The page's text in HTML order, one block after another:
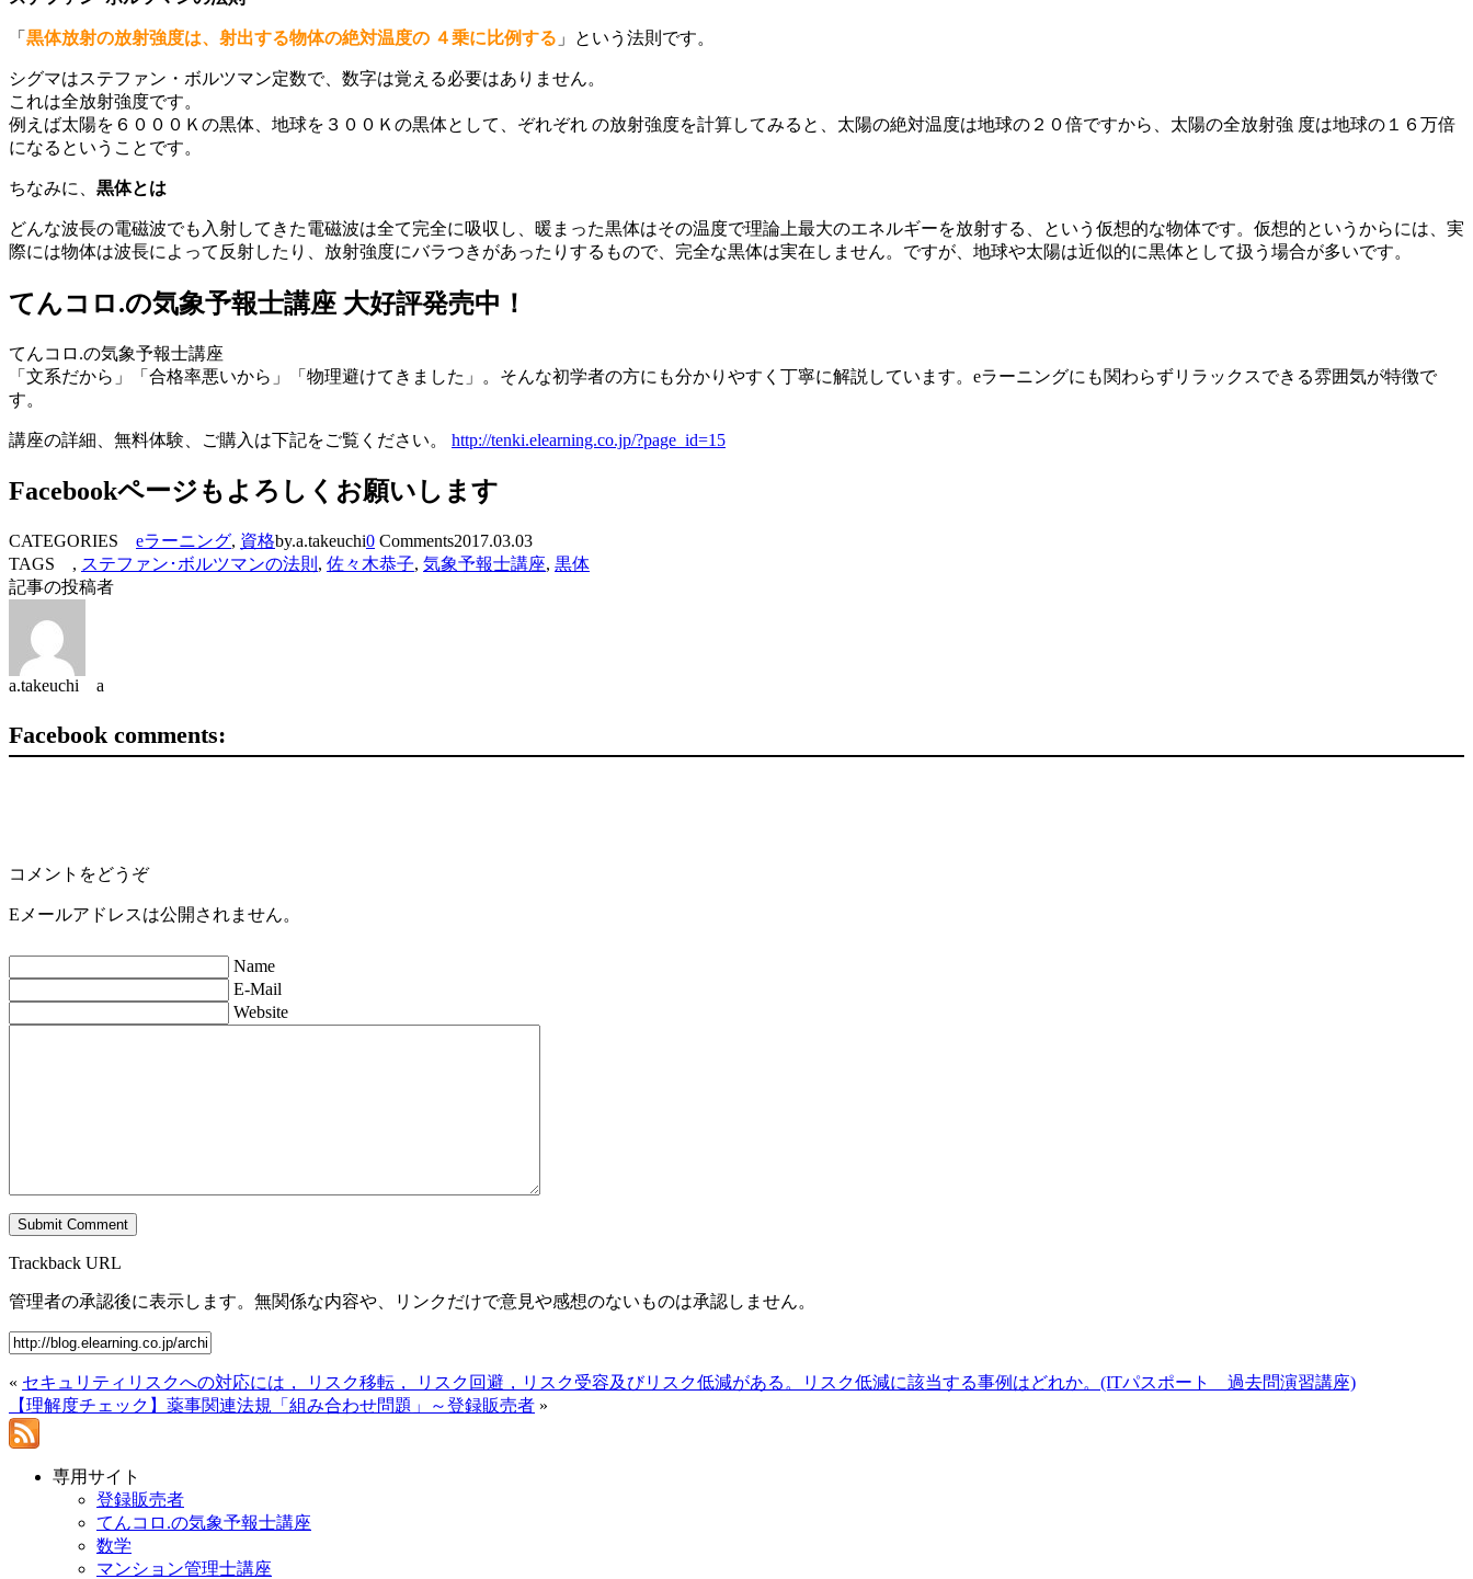
「 黒体放射の放射強度は、射出する物体の絶対温度の ４乗に比例する 」という法則です。
シグマはステファン・ボルツマン定数で、数字は覚える必要はありません。
これは全放射強度です。
例えば太陽を６０００Ｋの黒体、地球を３００Ｋの黒体として、ぞれぞれ の放射強度を計算してみると、太陽の絶対温度は地球の２０倍ですから、太陽の全放射強 度は地球の１６万倍
になるということです。
ちなみに、 黒体とは
どんな波長の電磁波でも入射してきた電磁波は全て完全に吸収し、暖まった黒体はその温度で理論上最大のエネルギーを放射する、という仮想的な物体です。仮想的というからには、実
際には物体は波長によって反射したり、放射強度にバラつきがあったりするもので、完全な黒体は実在しません。ですが、地球や太陽は近似的に黒体として扱う場合が多いです。
てんコロ.の気象予報士講座 大好評発売中！
てんコロ.の気象予報士講座
「文系だから」「合格率悪いから」「物理避けてきました」。そんな初学者の方にも分かりやすく丁寧に解説しています。eラーニングにも関わらずリラックスできる雰囲気が特徴で
す。
講座の詳細、無料体験、ご購入は下記をご覧ください。 http://tenki.elearning.co.jp/?page_id=15
Facebookページもよろしくお願いします
CATEGORIES eラーニング, 資格by.a.takeuchi0 Comments2017.03.03
TAGS , ステファン･ボルツマンの法則 , 佐々木恭子, 気象予報士講座, 黒体
記事の投稿者
a.takeuchi a
Facebook comments:
コメントをどうぞ
Eメールアドレスは公開されません。
Name
E-Mail
Website
Trackback URL
管理者の承認後に表示します。無関係な内容や、リンクだけで意見や感想のないものは承認しません。
« セキュリティリスクへの対応には， リスク移転， リスク回避，リスク受容及びリスク低減がある。リスク低減に該当する事例はどれか。(ITパスポート 過去問演習講座)
【理解度チェック】薬事関連法規「組み合わせ問題」～登録販売者 »
専用サイト
登録販売者
てんコロ.の気象予報士講座
数学
マンション管理士講座